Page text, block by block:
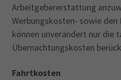
Arbeitgebererstattung
Werbungskosten- sowie den
können unverändert nur die
Übernachtungskosten
Fahrtkosten